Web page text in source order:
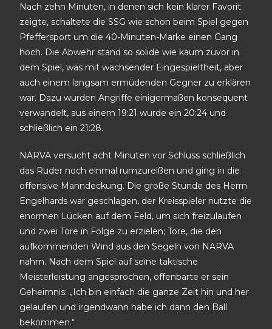
Nach zehn Minuten, in denen sich kein klarer Favorit
zeigte, schaltete die SSG wie schon beim Spiel gegen
Pfeffersport um die 40-Minuten-Marke einen Gang
hoch. Die Abwehr stand so solide wie kaum zuvor in
dem Spiel, was mit wachsender Eingespieltheit, aber
auch einem langsam ermüdenden Gegner zu erklären
war. Dazu wurden Angriffe einigermaßen konsequent
verwandelt, aus einem 19:21 wurde ein 20:24 und
schließlich ein 21:28.
NARVA versucht acht Minuten vor Schluss schließlich
das Ruder noch einmal rumzureißen und ging in die
offensive Manndeckung. Die große Stunde des Herrn
Engelhards war geschlagen, der Kreisspieler nutzte die
enormen Lücken auf dem Feld, um sich freizulaufen
und zwei Tore in Folge zu erzielen; Tore, die den
aufkommenden Wind aus den Segeln von NARVA
nahm. Nach dem Spiel auf seine taktische
Meisterleistung angesprochen, offenbarte er sein
Geheimnis: „Ich bin einfach die ganze Zeit hin und her
gelaufen und irgendwann habe ich dann den Ball
bekommen.“